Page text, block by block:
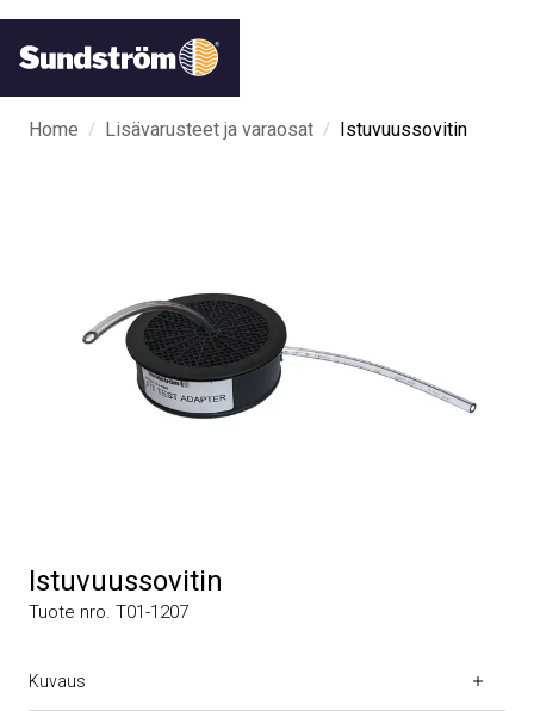
Home / Lisävarusteet ja varaosat / Istuvuussovitin
Istuvuussovitin
Tuote nro. T01-1207
Kuvaus